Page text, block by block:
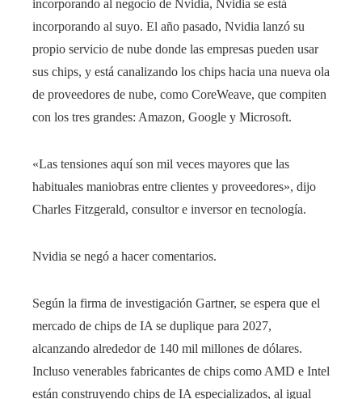
incorporando al negocio de Nvidia, Nvidia se está
incorporando al suyo. El año pasado, Nvidia lanzó su
propio servicio de nube donde las empresas pueden usar
sus chips, y está canalizando los chips hacia una nueva ola
de proveedores de nube, como CoreWeave, que compiten
con los tres grandes: Amazon, Google y Microsoft.
«Las tensiones aquí son mil veces mayores que las
habituales maniobras entre clientes y proveedores», dijo
Charles Fitzgerald, consultor e inversor en tecnología.
Nvidia se negó a hacer comentarios.
Según la firma de investigación Gartner, se espera que el
mercado de chips de IA se duplique para 2027,
alcanzando alrededor de 140 mil millones de dólares.
Incluso venerables fabricantes de chips como AMD e Intel
están construyendo chips de IA especializados, al igual